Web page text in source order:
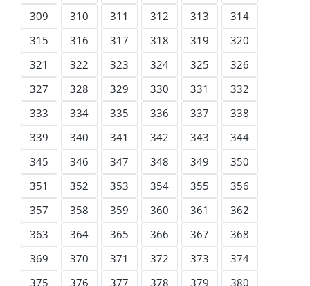
309
310 311 312 313
314
315
316 317 318 319
320
321
322 323 324 325
326
327
328 329 330 331
332
333
334 335 336 337
338
339
340 341 342 343
344
345
346 347 348 349
350
351
352 353 354 355
356
357
358 359 360 361
362
363
364 365 366 367
368
369
370 371 372 373
374
375
376 377 378 379 380